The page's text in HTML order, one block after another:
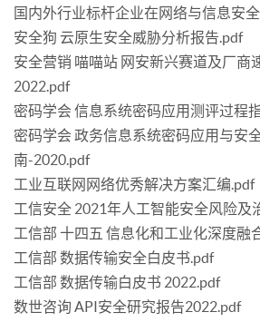
国内外行业标杆企业在网络与信息安
安全狗 云原生安全威胁分析报告.pdf
安全营销 喵喵站 网安新兴赛道及厂商
2022.pdf
密码学会 信息系统密码应用测评过程
密码学会 政务信息系统密码应用与安
南-2020.pdf
工业互联网网络优秀解决方案汇编.pdf
工信安全 2021年人工智能安全风险及
工信部 十四五 信息化和工业化深度融
工信部 数据传输安全白皮书.pdf
工信部 数据传输白皮书 2022.pdf
数世咨询 API安全研究报告2022.pdf